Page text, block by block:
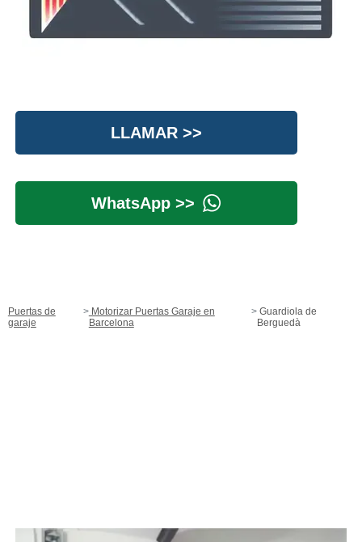
LLAMAR >>
WhatsApp >>
Puertas de
garaje
Motorizar Puertas Garaje en
Barcelona
Guardiola de
Berguedà